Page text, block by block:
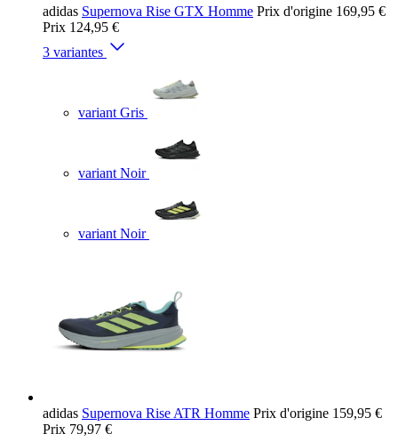
adidas Supernova Rise GTX Homme Prix d'origine 169,95 €
Prix 124,95 €
3 variantes
variant Gris
variant Noir
variant Noir
adidas Supernova Rise ATR Homme Prix d'origine 159,95 €
Prix 79,97 €